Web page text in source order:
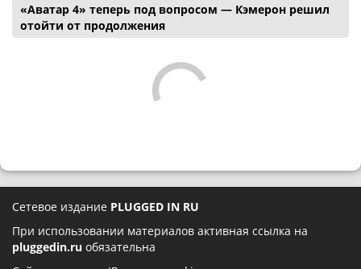
«Аватар 4» теперь под вопросом — Кэмерон решил
отойти от продолжения
Сетевое издание PLUGGED IN RU
При использовании материалов активная ссылка на
pluggedin.ru обязательна